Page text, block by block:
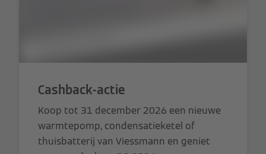
Cashback-actie
Koop tot 31 december 2026 een nieuwe
warmtepomp, condensatieketel of
thuisbatterij van Viessmann en geniet